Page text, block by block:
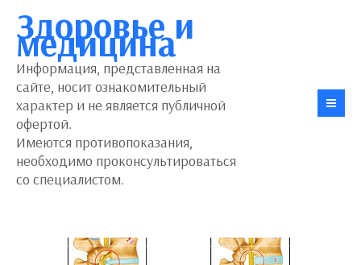
Здоровье и
медицина
Информация, представленная на
сайте, носит ознакомительный
характер и не является публичной
офертой.
Имеются противопоказания,
необходимо проконсультироваться
со специалистом.